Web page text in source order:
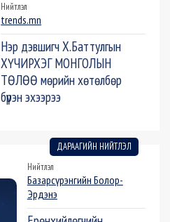
Нийтлэл
trends.mn
Нэр дэвшигч Х.Баттулгын
ХҮЧИРХЭГ МОНГОЛЫН
ТӨЛӨӨ мөрийн хөтөлбөр
бүрэн эхээрээ
ДАРААГИЙН НИЙТЛЭЛ
Нийтлэл
Базарсүрэнгийн Болор-
Эрдэнэ